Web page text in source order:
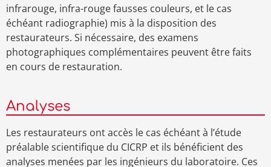
infrarouge, infra-rouge fausses couleurs, et le cas
échéant radiographie) mis à la disposition des
restaurateurs. Si nécessaire, des examens
photographiques complémentaires peuvent être faits
en cours de restauration.
Analyses
Les restaurateurs ont accès le cas échéant à l’étude
préalable scientifique du CICRP et ils bénéficient des
analyses menées par les ingénieurs du laboratoire. Ces